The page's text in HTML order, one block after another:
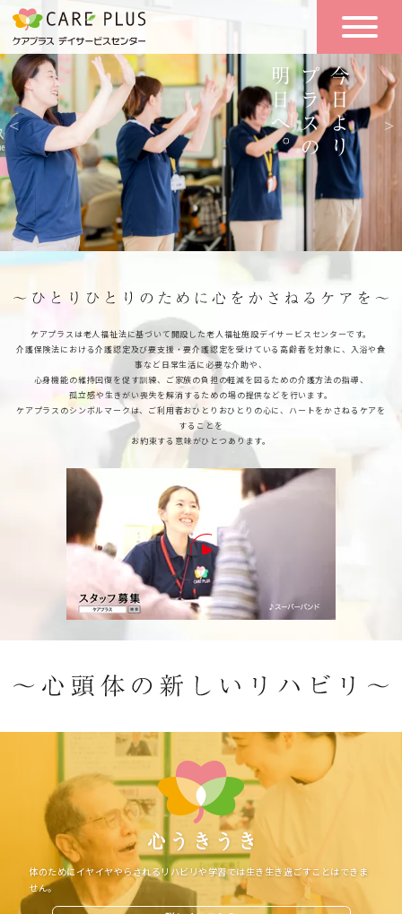
こんな方に
おすすめ
一日の流れ
一日体験
施設のご案内
空き状況
実践報告
お問い合わせ
体験希望
ケアプラスは老人福祉法に基づいて開設した老人福祉施設デイサービスセンターです。
介護保険法における介護認定及び要支援・要介護認定を受けている高齢者を対象に、入浴や食
事など日常生活に必要な介助や、
心身機能の維持回復を促す訓練、ご家族の負担の軽減を図るための介護方法の指導、
孤立感や生きがい喪失を解消するための場の提供などを行います。
ケアプラスのシンボルマークは、ご利用者おひとりおひとりの心に、ハートをかさねるケアを
することを
お約束する意味がひとつあります。
体のためにイヤイヤやらされるリハビリや学習では生き生き過ごすことはできま
せん。